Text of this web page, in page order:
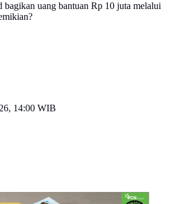
uang bantuan Rp 10 juta melalui
14:00 WIB